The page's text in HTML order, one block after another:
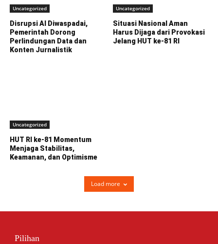
Uncategorized
Disrupsi AI Diwaspadai,
Pemerintah Dorong
Perlindungan Data dan
Konten Jurnalistik
Uncategorized
Situasi Nasional Aman
Harus Dijaga dari Provokasi
Jelang HUT ke-81 RI
Uncategorized
HUT RI ke-81 Momentum
Menjaga Stabilitas,
Keamanan, dan Optimisme
Load more
Pilihan